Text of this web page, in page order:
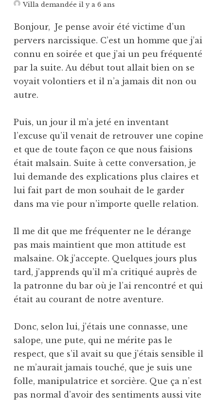
Villa demandée il y a 6 ans
Bonjour, Je pense avoir été victime d’un
pervers narcissique. C’est un homme que j’ai
connu en soirée et que j’ai un peu fréquenté
par la suite. Au début tout allait bien on se
voyait volontiers et il n’a jamais dit non ou
autre.
Puis, un jour il m’a jeté en inventant
l’excuse qu’il venait de retrouver une copine
et que de toute façon ce que nous faisions
était malsain. Suite à cette conversation, je
lui demande des explications plus claires et
lui fait part de mon souhait de le garder
dans ma vie pour n’importe quelle relation.
Il me dit que me fréquenter ne le dérange
pas mais maintient que mon attitude est
malsaine. Ok j’accepte. Quelques jours plus
tard, j’apprends qu’il m’a critiqué auprès de
la patronne du bar où je l’ai rencontré et qui
était au courant de notre aventure.
Donc, selon lui, j’étais une connasse, une
salope, une pute, qui ne mérite pas le
respect, que s’il avait su que j’étais sensible il
ne m’aurait jamais touché, que je suis une
folle, manipulatrice et sorcière. Que ça n’est
pas normal d’avoir des sentiments aussi vite